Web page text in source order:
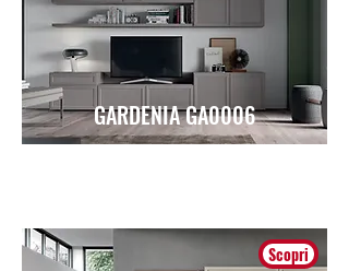
GARDENIA GA0006
Scopri